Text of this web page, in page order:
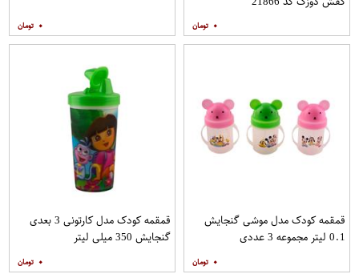
۰ ۰
قمقمه کودک مدل موشی گنجایش
0.1 لیتر مجموعه 3 عددی
۰
قمقمه کودک مدل کارتونی 3 بعدی
گنجایش 350 میلی لیتر
۰